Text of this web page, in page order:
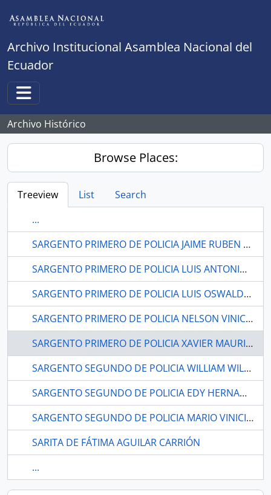
Archivo Institucional Asamblea Nacional del
Ecuador
Toggle navigation
Archivo Histórico
Browse Places:
Treeview List
Search
...
SARGENTO PRIMERO DE POLICIA JAIME RUBEN VALVERDE BALSECA
SARGENTO PRIMERO DE POLICIA LUIS ANTONIO GUANOCUNGA LLUMIQUINGA
SARGENTO PRIMERO DE POLICIA LUIS OSWALDO GALLARDO GUANOTASIG
SARGENTO PRIMERO DE POLICIA NELSON VINICIO LOPEZ FUEL
SARGENTO PRIMERO DE POLICIA XAVIER MAURICIO BALSECA ANALUISA
SARGENTO SEGUNDO DE POLICIA WILLIAM WILFRIDO VIDAL LOOR
SARGENTO SEGUNDO DE POLICIA EDY HERNAN ESTRADA GARCIA
SARGENTO SEGUNDO DE POLICIA MARIO VINICIO ALVAREZ GAVILANES
SARITA DE FÁTIMA AGUILAR CARRIÓN
...